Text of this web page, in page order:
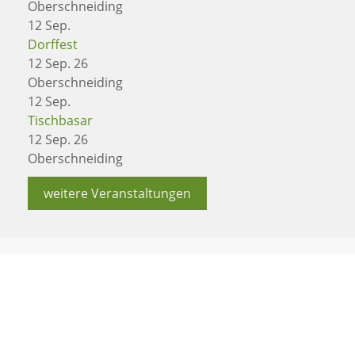
Oberschneiding
12 Sep.
Dorffest
12 Sep. 26
Oberschneiding
12 Sep.
Tischbasar
12 Sep. 26
Oberschneiding
weitere Veranstaltungen